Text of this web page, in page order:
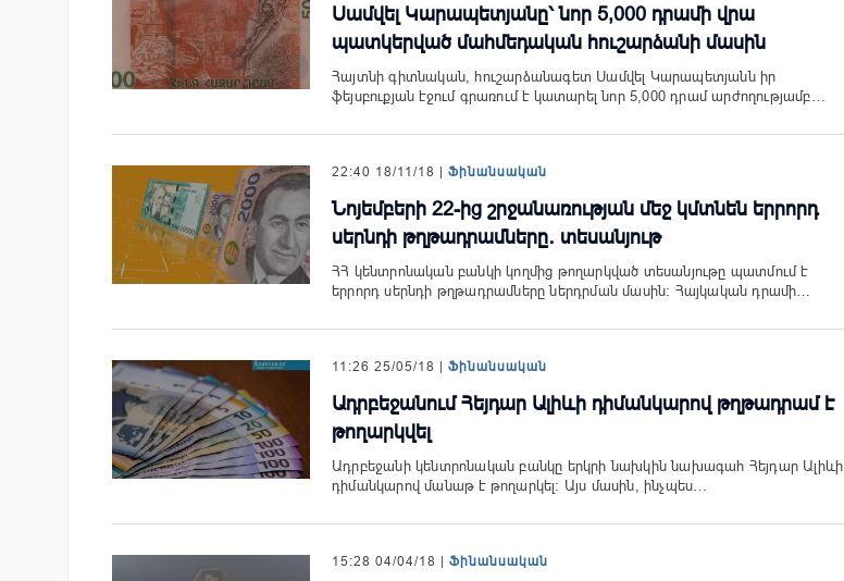
Սամվել Կարապետյանը՝ նոր 5,000 դրամի վրա
պատկերված մահմեդական հուշարձանի մասին
Հայտնի գիտնական, հուշարձանագետ Սամվել Կարապետյանն իր
ֆեյսբուքյան էջում գրառում է կատարել նոր 5,000 դրամ արժողությամբ…
22:40 18/11/18 | Ֆինանսական
Նոյեմբերի 22-ից շրջանառության մեջ կմտնեն երրորդ
սերնդի թղթադրամները․ տեսանյութ
ՀՀ կենտրոնական բանկի կողմից թողարկված տեսանյութը պատմում է
երրորդ սերնդի թղթադրամները ներդրման մասին։ Հայկական դրամի…
11:26 25/05/18 | Ֆինանսական
Ադրբեջանում Հեյդար Ալիևի դիմանկարով թղթադրամ է
թողարկվել
Ադրբեջանի կենտրոնական բանկը երկրի նախկին նախագահ Հեյդար Ալիևի
դիմանկարով մանաթ է թողարկել: Այս մասին, ինչպես…
15:28 04/04/18 | Ֆինանսական